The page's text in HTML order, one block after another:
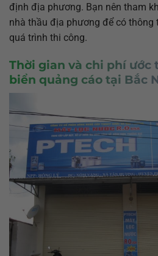
định địa phương. Bạn nên tham
nhà thầu địa phương để có thông
quá trình thi công.
Thời gian và chi phí ước
biển quảng cáo tại Bắc